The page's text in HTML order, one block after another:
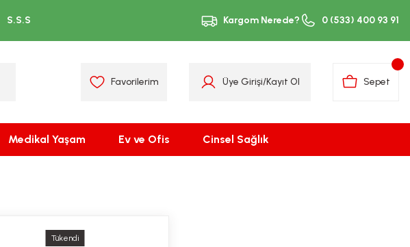
S.S.S Kargom Nerede? 0 (533) 400 93 91
Favorilerim Üye Girişi/Kayıt Ol Sepet
Medikal Yaşam Ev ve Ofis Cinsel Sağlık
Tükendi